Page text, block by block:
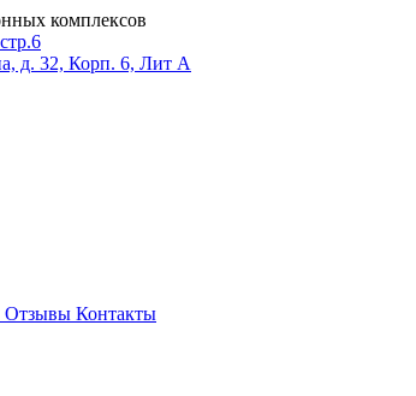
комплексов
д. 32, Корп. 6, Лит А
Отзывы Контакты